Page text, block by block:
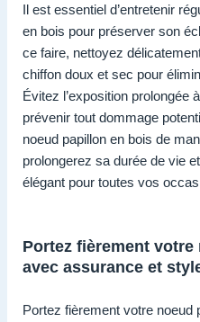
Il est essentiel d’entretenir
en bois pour préserver son
ce faire, nettoyez
chiffon doux et sec pour
Évitez l’exposition prolongée
prévenir tout dommage
noeud papillon en bois de
prolongerez sa durée de vie
élégant pour toutes vos
Portez fièrement
avec assurance et
Portez fièrement votre noeud